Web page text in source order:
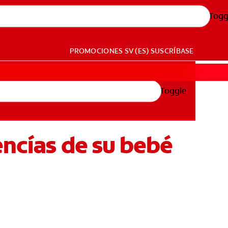
PROMOCIONES SV (ES) SUSCRÍBASE
Toggle
de su bebé